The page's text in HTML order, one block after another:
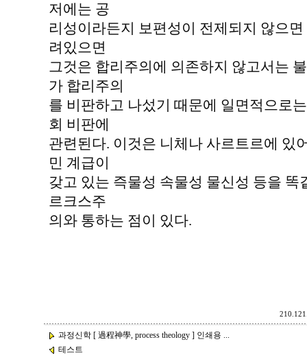
저에는 공
리성이라든지 보편성이 전제되지 않으
려있으면
그것은 합리주의에 의존하지 않고서는
가 합리주의
를 비판하고 나섰기 때문에 일면적으로
회 비판에
관련된다. 이것은 니체나 사르트르에 있
민 계급이
갖고 있는 즉물성 속물성 물신성 등을
르크스주
의와 통하는 점이 있다.
과정신학 [ 過程神學, process theology ] 인쇄용 ...
테스트